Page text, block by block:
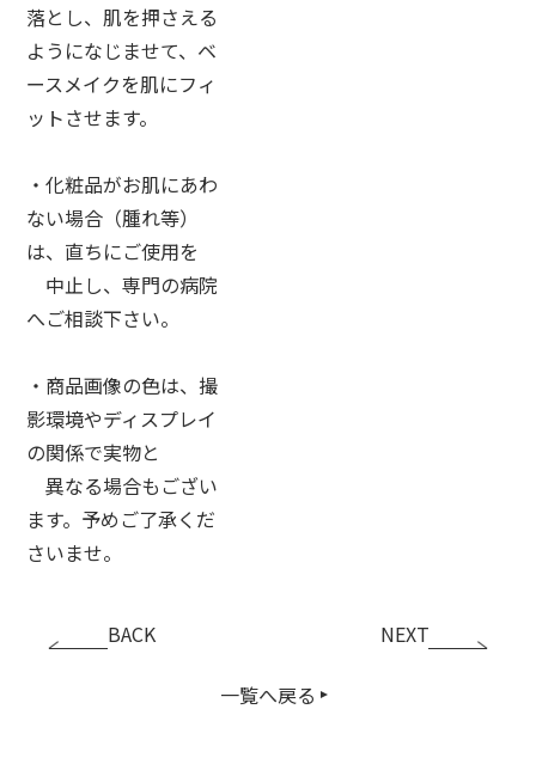
落とし、肌を押さえる
ようになじませて、ベ
ースメイクを肌にフィ
ットさせます。
・化粧品がお肌にあわ
ない場合（腫れ等）
は、直ちにご使用を
中止し、専門の病院
へご相談下さい。
・商品画像の色は、撮
影環境やディスプレイ
の関係で実物と
異なる場合もござい
ます。予めご了承くだ
さいませ。
BACK
一覧へ戻る
NEXT